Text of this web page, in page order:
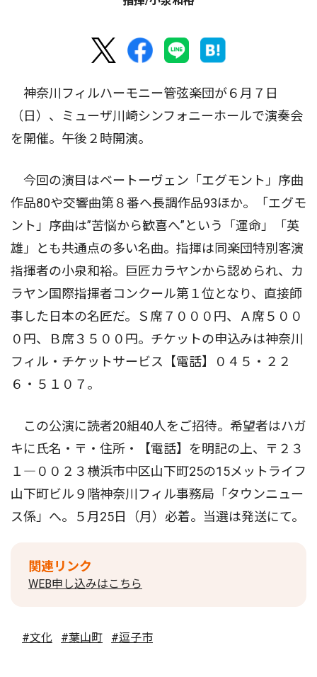
神奈川フィルハーモニー管弦楽団が６月７日
（日）、ミューザ川崎シンフォニーホールで演奏会
を開催。午後２時開演。
今回の演目はベートーヴェン「エグモント」序曲
作品80や交響曲第８番ヘ長調作品93ほか。「エグモ
ント」序曲は”苦悩から歓喜へ”という「運命」「英
雄」とも共通点の多い名曲。指揮は同楽団特別客演
指揮者の小泉和裕。巨匠カラヤンから認められ、カ
ラヤン国際指揮者コンクール第１位となり、直接師
事した日本の名匠だ。Ｓ席７０００円、Ａ席５００
０円、Ｂ席３５００円。チケットの申込みは神奈川
フィル・チケットサービス【電話】０４５・２２
６・５１０７。
この公演に読者20組40人をご招待。希望者はハガ
キに氏名・〒・住所・【電話】を明記の上、〒２３
１―００２３横浜市中区山下町25の15メットライフ
山下町ビル９階神奈川フィル事務局「タウンニュー
ス係」へ。５月25日（月）必着。当選は発送にて。
関連リンク
WEB申し込みはこちら
#文化 #葉山町 #逗子市